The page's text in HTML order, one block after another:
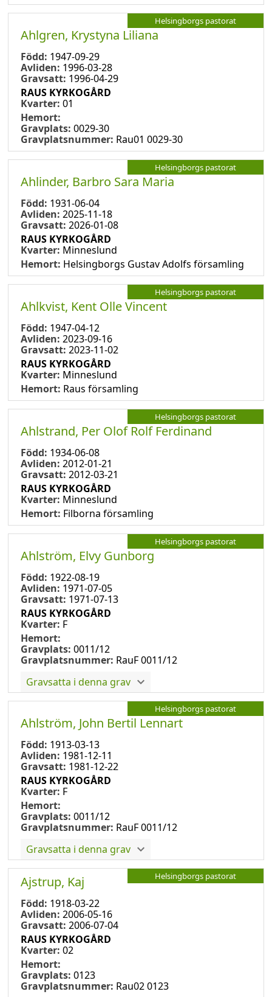
Helsingborgs pastorat
Ahlgren, Krystyna Liliana
Född: 1947-09-29
Avliden: 1996-03-28
Gravsatt: 1996-04-29
RAUS KYRKOGÅRD
Kvarter: 01
Hemort:
Gravplats: 0029-30
Gravplatsnummer: Rau01 0029-30
Helsingborgs pastorat
Ahlinder, Barbro Sara Maria
Född: 1931-06-04
Avliden: 2025-11-18
Gravsatt: 2026-01-08
RAUS KYRKOGÅRD
Kvarter: Minneslund
Hemort: Helsingborgs Gustav Adolfs församling
Helsingborgs pastorat
Ahlkvist, Kent Olle Vincent
Född: 1947-04-12
Avliden: 2023-09-16
Gravsatt: 2023-11-02
RAUS KYRKOGÅRD
Kvarter: Minneslund
Hemort: Raus församling
Helsingborgs pastorat
Ahlstrand, Per Olof Rolf Ferdinand
Född: 1934-06-08
Avliden: 2012-01-21
Gravsatt: 2012-03-21
RAUS KYRKOGÅRD
Kvarter: Minneslund
Hemort: Filborna församling
Helsingborgs pastorat
Ahlström, Elvy Gunborg
Född: 1922-08-19
Avliden: 1971-07-05
Gravsatt: 1971-07-13
RAUS KYRKOGÅRD
Kvarter: F
Hemort:
Gravplats: 0011/12
Gravplatsnummer: RauF 0011/12
Gravsatta i denna grav
Helsingborgs pastorat
Ahlström, John Bertil Lennart
Född: 1913-03-13
Avliden: 1981-12-11
Gravsatt: 1981-12-22
RAUS KYRKOGÅRD
Kvarter: F
Hemort:
Gravplats: 0011/12
Gravplatsnummer: RauF 0011/12
Gravsatta i denna grav
Helsingborgs pastorat
Ajstrup, Kaj
Född: 1918-03-22
Avliden: 2006-05-16
Gravsatt: 2006-07-04
RAUS KYRKOGÅRD
Kvarter: 02
Hemort:
Gravplats: 0123
Gravplatsnummer: Rau02 0123